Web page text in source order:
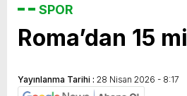
SPOR
Roma’dan 15
Yayınlanma Tarihi : 28 Nisan 2026 - 8:17